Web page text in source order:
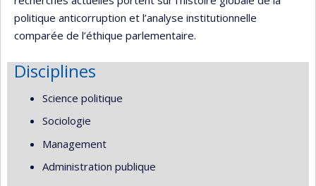
politique anticorruption et l’analyse institutionnelle
comparée de l’éthique parlementaire.
Disciplines
Science politique
Sociologie
Management
Administration publique